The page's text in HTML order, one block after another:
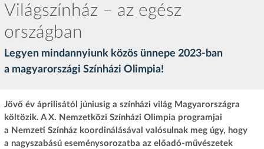
Világszínház – az egész
országban
Legyen mindannyiunk közös ünnepe 2023-ban
a magyarországi Színházi Olimpia!
Jövő év áprilisától júniusig a színházi világ Magyarországra
költözik. A X. Nemzetközi Színházi Olimpia programjai
a Nemzeti Színház koordinálásával valósulnak meg úgy, hogy
a nagyszabású eseménysorozatba az előadó-művészetek